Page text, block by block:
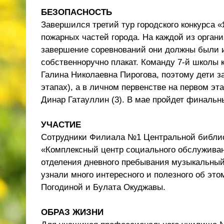
БЕЗОПАСНОСТЬ
Завершился третий тур городского
пожарных частей города. На каждой из
завершение соревнований они должны были
собственноручно плакат. Команду 7-й школы
Галина Николаевна Пирогова, поэтому дети
этапах), а в личном первенстве на первом
Динар Гатауллин (3). В мае пройдет
УЧАСТИЕ
Сотрудники Филиала №1 Центральной
«Комплексный центр социального
отделения дневного пребывания
узнали много интересного и полезного об
Погодиной и Булата Окуджавы.
ОБРАЗ ЖИЗНИ